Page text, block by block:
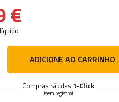
€
ADICIONE AO CARRINHO
Compras rápidas 1-Click
(sem registro)